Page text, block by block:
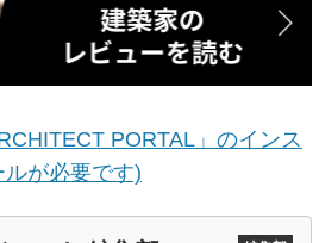
PORTAL」のインス
ルが必要です)